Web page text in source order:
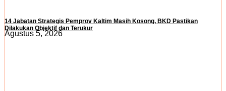
14 Jabatan Strategis Pemprov Kaltim Masih Kosong, BKD Pastikan
Dilakukan Objektif dan Terukur
Agustus 5, 2026